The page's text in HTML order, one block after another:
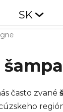
SK
často zvané